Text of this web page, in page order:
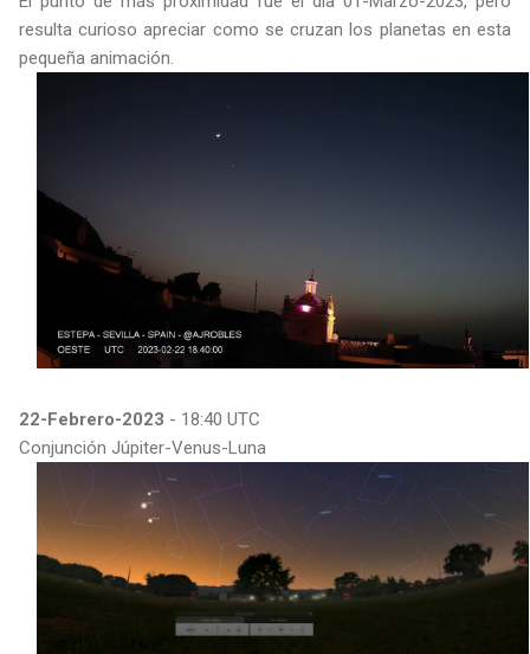
resulta curioso apreciar como se cruzan los planetas en esta
pequeña animación.
22-Febrero-2023 - 18:40 UTC
Conjunción Júpiter-Venus-Luna